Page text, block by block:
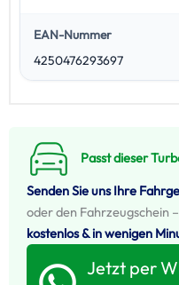
EAN-Nummer
4250476293697
Passt dieser
Senden Sie uns Ihre
oder den Fahrzeugschein
kostenlos & in wenigen
Jetzt per